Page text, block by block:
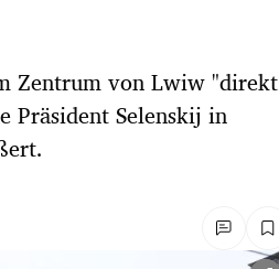
Zentrum von Lwiw "direkt
Präsident Selenskij in